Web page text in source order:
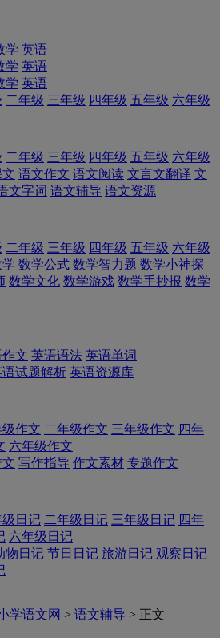
学 英语
学 英语
学 英语
二年级 三年级 四年级 五年级 六年级
二年级 三年级 四年级 五年级 六年级
语文作文 语文阅读 文言文翻译 文
文字词 语文辅导 语文资源
二年级 三年级 四年级 五年级 六年级
数学公式 数学智力题 数学小神探
数学文化 数学游戏 数学手抄报 数学
文 英语语法 英语单词
语试题解析 英语资源库
作文 二年级作文 三年级作文 四年
六年级作文
写作指导 作文素材 专题作文
日记 二年级日记 三年级日记 四年
六年级日记
物日记 节日日记 旅游日记 观察日记
学语文网 > 语文辅导 > 正文